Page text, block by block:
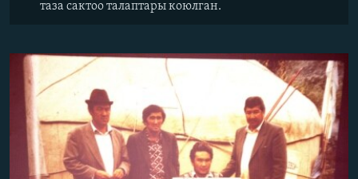
таза сактоо талаптары коюлган.